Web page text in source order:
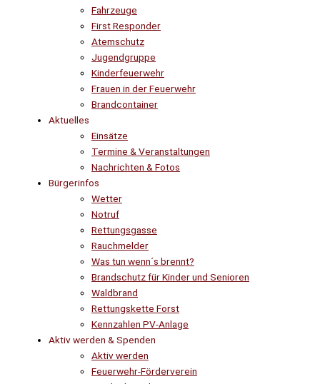
Fahrzeuge
First Responder
Atemschutz
Jugendgruppe
Kinderfeuerwehr
Frauen in der Feuerwehr
Brandcontainer
Aktuelles
Einsätze
Termine & Veranstaltungen
Nachrichten & Fotos
Bürgerinfos
Wetter
Notruf
Rettungsgasse
Rauchmelder
Was tun wenn´s brennt?
Brandschutz für Kinder und Senioren
Waldbrand
Rettungskette Forst
Kennzahlen PV-Anlage
Aktiv werden & Spenden
Aktiv werden
Feuerwehr-Förderverein